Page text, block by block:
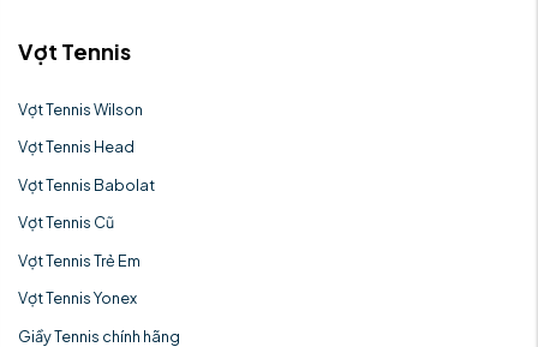
Vợt Tennis
Vợt Tennis Wilson
Vợt Tennis Head
Vợt Tennis Babolat
Vợt Tennis Cũ
Vợt Tennis Trẻ Em
Vợt Tennis Yonex
Giầy Tennis chính hãng